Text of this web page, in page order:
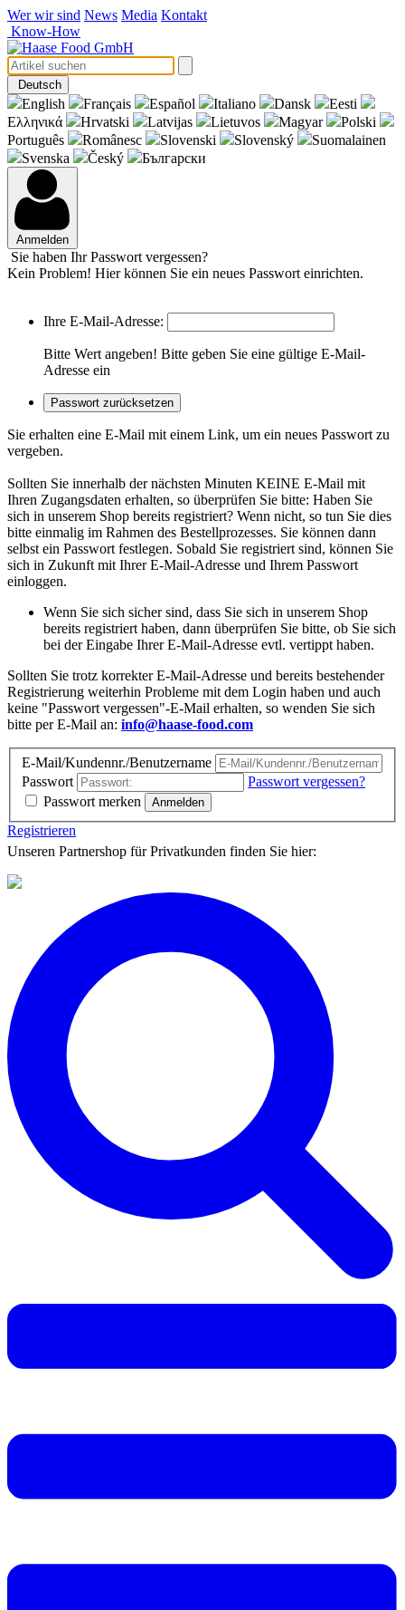
Wer wir sind News Media Kontakt
Know-How
Deutsch
English Français Español Italiano Dansk
Eesti
Eλληνικά
Hrvatski Latvijas Lietuvos Magyar
Polski
Português
Românesc Slovenski Slovenský
Suomalainen
Svenska
Český Български
Anmelden
Sie haben Ihr Passwort vergessen?
Kein Problem! Hier können Sie ein neues Passwort einrichten.
Ihre E-Mail-Adresse:
Bitte Wert angeben! Bitte geben Sie eine gültige E-Mail-
Adresse ein
Passwort zurücksetzen
Sie erhalten eine E-Mail mit einem Link, um ein neues Passwort zu
vergeben.
Sollten Sie innerhalb der nächsten Minuten KEINE E-Mail mit
Ihren Zugangsdaten erhalten, so überprüfen Sie bitte: Haben Sie
sich in unserem Shop bereits registriert? Wenn nicht, so tun Sie dies
bitte einmalig im Rahmen des Bestellprozesses. Sie können dann
selbst ein Passwort festlegen. Sobald Sie registriert sind, können Sie
sich in Zukunft mit Ihrer E-Mail-Adresse und Ihrem Passwort
einloggen.
Wenn Sie sich sicher sind, dass Sie sich in unserem Shop
bereits registriert haben, dann überprüfen Sie bitte, ob Sie sich
bei der Eingabe Ihrer E-Mail-Adresse evtl. vertippt haben.
Sollten Sie trotz korrekter E-Mail-Adresse und bereits bestehender
Registrierung weiterhin Probleme mit dem Login haben und auch
keine "Passwort vergessen"-E-Mail erhalten, so wenden Sie sich
bitte per E-Mail an: info@haase-food.com
E-Mail/Kundennr./Benutzername
Passwort
Passwort vergessen?
Passwort merken
Anmelden
Registrieren
Unseren Partnershop für Privatkunden finden Sie hier: